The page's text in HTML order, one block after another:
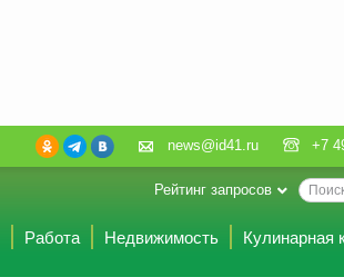
news@id41.ru +7
Рейтинг запросов
Работа Недвижимость Кулинарная